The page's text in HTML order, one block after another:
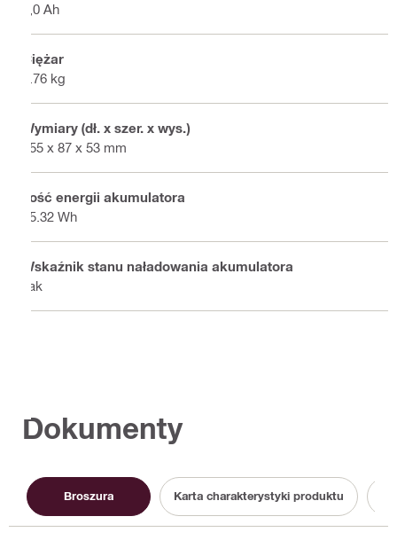
4,0 Ah
Ciężar
0.76 kg
Wymiary (dł. x szer. x wys.)
155 x 87 x 53 mm
Ilość energii akumulatora
85.32 Wh
Wskaźnik stanu naładowania akumulatora
Tak
Dokumenty
Broszura Karta charakterystyki produktu